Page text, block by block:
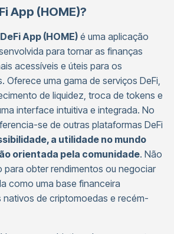
App (HOME)?
DeFi App (HOME) é uma aplicação
para tornar as finanças
acessíveis e úteis para os
Oferece uma gama de serviços DeFi,
de liquidez, troca de tokens e
interface intuitiva e integrada. No
se de outras plataformas DeFi
a utilidade no mundo
orientada pela comunidade. Não
para obter rendimentos ou negociar
como uma base financeira
nativos de criptomoedas e recém-